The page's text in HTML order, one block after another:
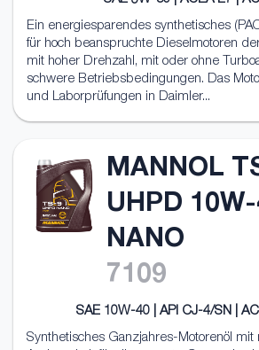
Ein energiesparendes synthetisches
für hoch beanspruchte Dieselmotoren
mit hoher Drehzahl, mit oder ohne
schwere Betriebsbedingungen. Das
und Laborprüfungen in Daimler...
MANNOL
UHPD
NANO
7109
SAE 10W-40 | API CJ-4/SN |
Synthetisches Ganzjahres-Motorenöl mit